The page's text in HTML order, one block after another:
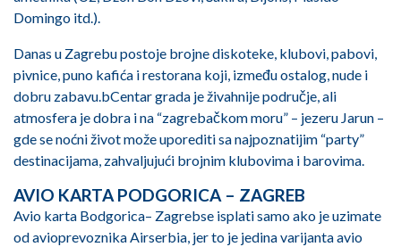
Domingo itd.).
Danas u Zagrebu postoje brojne diskoteke, klubovi, pabovi,
pivnice, puno kafića i restorana koji, između ostalog, nude i
dobru zabavu.bCentar grada je živahnije područje, ali
atmosfera je dobra i na “zagrebačkom moru” – jezeru Jarun –
gde se noćni život može uporediti sa najpoznatijim “party”
destinacijama, zahvaljujući brojnim klubovima i barovima.
AVIO KARTA PODGORICA – ZAGREB
Avio karta Bodgorica– Zagrebse isplati samo ako je uzimate
od avioprevoznika Airserbia, jer to je jedina varijanta avio